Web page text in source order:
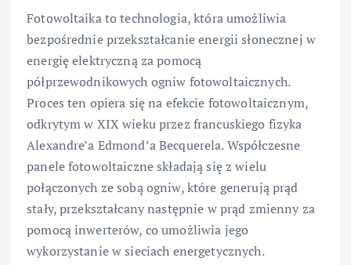
Fotowoltaika to technologia, która umożliwia
bezpośrednie przekształcanie energii słonecznej w
energię elektryczną za pomocą
półprzewodnikowych ogniw fotowoltaicznych.
Proces ten opiera się na efekcie fotowoltaicznym,
odkrytym w XIX wieku przez francuskiego fizyka
Alexandre’a Edmond’a Becquerela. Współczesne
panele fotowoltaiczne składają się z wielu
połączonych ze sobą ogniw, które generują prąd
stały, przekształcany następnie w prąd zmienny za
pomocą inwerterów, co umożliwia jego
wykorzystanie w sieciach energetycznych.